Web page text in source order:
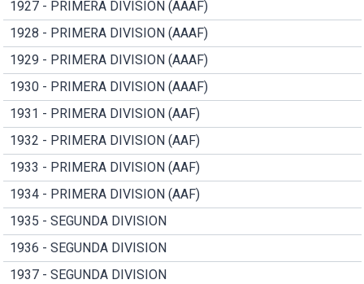
1927 - PRIMERA DIVISION (AAAF)
1928 - PRIMERA DIVISION (AAAF)
1929 - PRIMERA DIVISION (AAAF)
1930 - PRIMERA DIVISION (AAAF)
1931 - PRIMERA DIVISION (AAF)
1932 - PRIMERA DIVISION (AAF)
1933 - PRIMERA DIVISION (AAF)
1934 - PRIMERA DIVISION (AAF)
1935 - SEGUNDA DIVISION
1936 - SEGUNDA DIVISION
1937 - SEGUNDA DIVISION